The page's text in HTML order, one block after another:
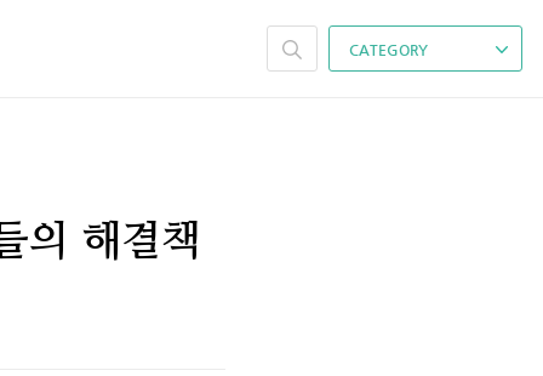
CATEGORY
의 해결책